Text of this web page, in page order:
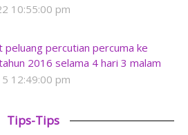
10:55:00 pm
peluang percutian percuma ke
2016 selama 4 hari 3 malam
12:49:00 pm
Tips-Tips